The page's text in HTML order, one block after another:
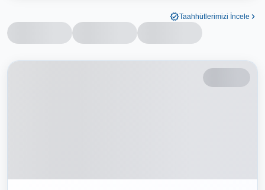
Taahhütlerimizi İncele